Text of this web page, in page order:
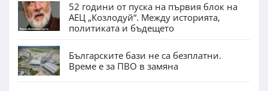
52 години от пуска на първия блок на
АЕЦ „Козлодуй“. Между историята,
политиката и бъдещето
Българските бази не са безплатни.
Време е за ПВО в замяна